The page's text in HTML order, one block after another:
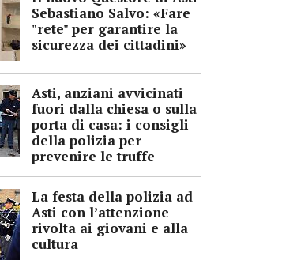
Sebastiano Salvo: «Fare
"rete" per garantire la
sicurezza dei cittadini»
Asti, anziani avvicinati
fuori dalla chiesa o sulla
porta di casa: i consigli
della polizia per
prevenire le truffe
La festa della polizia ad
Asti con l’attenzione
rivolta ai giovani e alla
cultura